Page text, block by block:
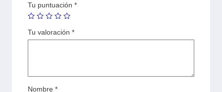
Tu puntuación *
Tu valoración *
Nombre *